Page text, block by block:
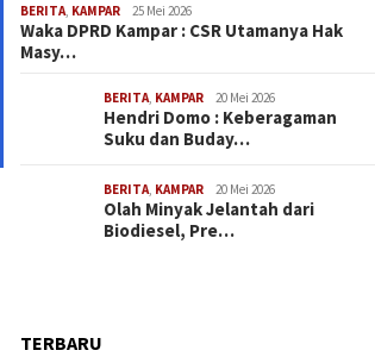
BERITA, KAMPAR 25 Mei 2026
Waka DPRD Kampar : CSR Utamanya Hak
Masy…
BERITA, KAMPAR 20 Mei 2026
Hendri Domo : Keberagaman
Suku dan Buday…
BERITA, KAMPAR 20 Mei 2026
Olah Minyak Jelantah dari
Biodiesel, Pre…
TERBARU